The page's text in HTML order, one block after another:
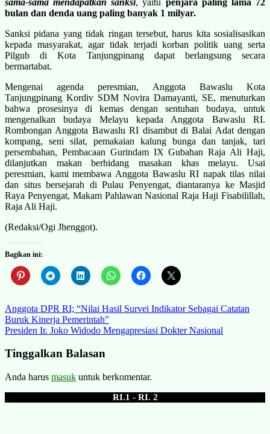
bulan dan denda uang paling banyak 1 milyar.
Sanksi pidana yang tidak ringan tersebut, harus kita sosialisasikan
kepada masyarakat, agar tidak terjadi korban politik uang serta
Pilgub di Kota Tanjungpinang dapat berlangsung secara
bermartabat.
Mengenai agenda peresmian, Anggota Bawaslu Kota
Tanjungpinang Kordiv SDM Novira Damayanti, SE, menuturkan
bahwa prosesinya di kemas dengan sentuhan budaya, untuk
mengenalkan budaya Melayu kepada Anggota Bawaslu RI.
Rombongan Anggota Bawaslu RI disambut di Balai Adat dengan
kompang, seni silat, pemakaian kalung bunga dan tanjak, tari
persembahan, Pembacaan Gurindam IX Gubahan Raja Ali Haji,
dilanjutkan makan berhidang masakan khas melayu. Usai
peresmian, kami membawa Anggota Bawaslu RI napak tilas nilai
dan situs bersejarah di Pulau Penyengat, diantaranya ke Masjid
Raya Penyengat, Makam Pahlawan Nasional Raja Haji Fisabilillah,
Raja Ali Haji.
(Redaksi/Ogi Jhenggot).
Bagikan ini:
Navigasi
pos
Anggota DPR RI; “Nilai Hasil Survei Indikator Sebagai Catatan
Buruk Kinerja Pemerintah”
Presiden Ir. Joko Widodo Mengapresiasi Dokter Nasional
Tinggalkan Balasan
Anda harus masuk untuk berkomentar.
RI.1 - RI. 2